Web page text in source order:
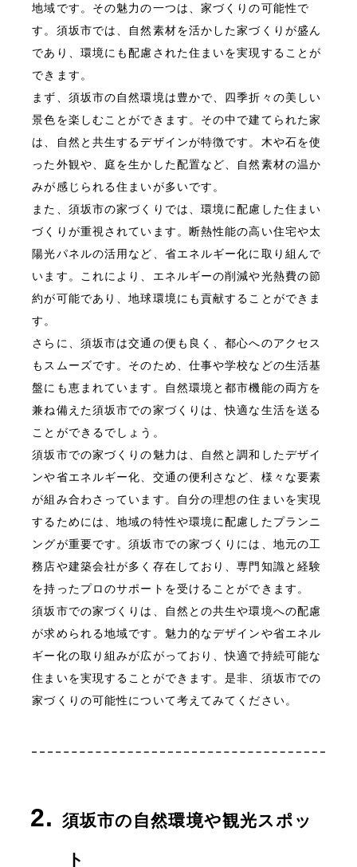
地域です。その魅力の一つは、家づくりの可能性で
す。須坂市では、自然素材を活かした家づくりが盛ん
であり、環境にも配慮された住まいを実現することが
できます。
まず、須坂市の自然環境は豊かで、四季折々の美しい
景色を楽しむことができます。その中で建てられた家
は、自然と共生するデザインが特徴です。木や石を使
った外観や、庭を生かした配置など、自然素材の温か
みが感じられる住まいが多いです。
また、須坂市の家づくりでは、環境に配慮した住まい
づくりが重視されています。断熱性能の高い住宅や太
陽光パネルの活用など、省エネルギー化に取り組んで
います。これにより、エネルギーの削減や光熱費の節
約が可能であり、地球環境にも貢献することができま
す。
さらに、須坂市は交通の便も良く、都心へのアクセス
もスムーズです。そのため、仕事や学校などの生活基
盤にも恵まれています。自然環境と都市機能の両方を
兼ね備えた須坂市での家づくりは、快適な生活を送る
ことができるでしょう。
須坂市での家づくりの魅力は、自然と調和したデザイ
ンや省エネルギー化、交通の便利さなど、様々な要素
が組み合わさっています。自分の理想の住まいを実現
するためには、地域の特性や環境に配慮したプランニ
ングが重要です。須坂市での家づくりには、地元の工
務店や建築会社が多く存在しており、専門知識と経験
を持ったプロのサポートを受けることができます。
須坂市での家づくりは、自然との共生や環境への配慮
が求められる地域です。魅力的なデザインや省エネル
ギー化の取り組みが広がっており、快適で持続可能な
住まいを実現することができます。是非、須坂市での
家づくりの可能性について考えてみてください。
須坂市の自然環境や観光スポッ
ト